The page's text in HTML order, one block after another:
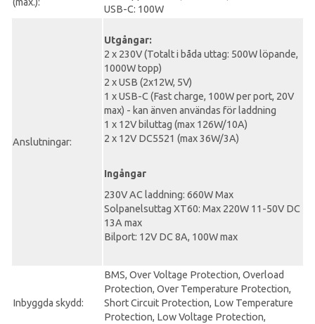
USB-C: 100W
Anslutningar:
Utgångar:
2 x 230V (Totalt i båda uttag: 500W löpande,
1000W topp)
2 x USB (2x12W, 5V)
1 x USB-C (Fast charge, 100W per port, 20V
max) - kan änven användas för laddning
1 x 12V biluttag (max 126W/10A)
2 x 12V DC5521 (max 36W/3A)
Ingångar
230V AC laddning: 660W Max
Solpanelsuttag XT60: Max 220W 11-50V DC
13A max
Bilport: 12V DC 8A, 100W max
Inbyggda skydd:
BMS, Over Voltage Protection, Overload
Protection, Over Temperature Protection,
Short Circuit Protection, Low Temperature
Protection, Low Voltage Protection,